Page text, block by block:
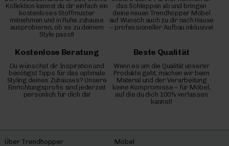
Kollektion kannst du dir einfach ein
kostenloses Stoffmuster
mitnehmen und in Ruhe zuhause
ausprobieren, ob es zu deinem
Style passt!
das Schleppen ab und bringen
deine neuen Trendhopper Möbel
auf Wunsch auch zu dir nach Hause
– professioneller Aufbau inklusive!
Kostenlose Beratung
Du wünschst dir Inspiration und
benötigst Tipps für das optimale
Styling deines Zuhauses? Unsere
Einrichtungsprofis sind jederzeit
persönlich für dich da!
Beste Qualität
Wenn es um die Qualität unserer
Produkte geht, machen wir beim
Material und der Verarbeitung
keine Kompromisse – für Möbel,
auf die du dich 100% verlassen
kannst!
Über Trendhopper
Möbel